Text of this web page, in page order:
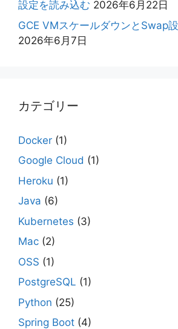
設定を読み込む 2026年6月22日
GCE VMスケールダウンとSwap
2026年6月7日
カテゴリー
Docker (1)
Google Cloud (1)
Heroku (1)
Java (6)
Kubernetes (3)
Mac (2)
OSS (1)
PostgreSQL (1)
Python (25)
Spring Boot (4)